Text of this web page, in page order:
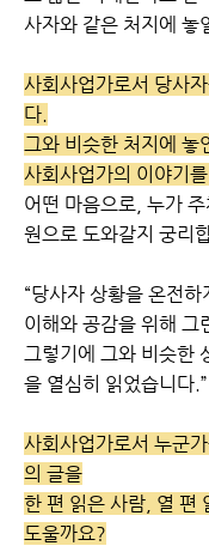
사자와 같은 처지에 놓
사회사업가로서 당사
다.
그와 비슷한 처지에 놓
사회사업가의 이야기
어떤 마음으로, 누가
원으로 도와갈지 궁리
“당사자 상황을 온전
이해와 공감을 위해 그
그렇기에 그와 비슷한
을 열심히 읽었습니다.”
사회사업가로서 누군
의 글을
한 편 읽은 사람, 열 편
도울까요?